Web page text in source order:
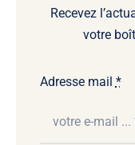
Recevez
votre
Adresse mail *